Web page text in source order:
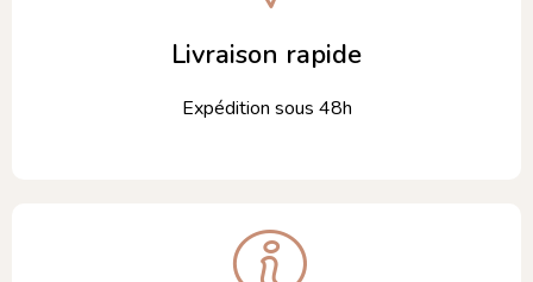
Livraison rapide
Expédition sous 48h